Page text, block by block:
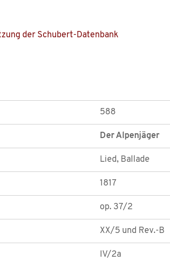
der Schubert-Datenbank
588
Der Alpenjäger
Lied, Ballade
1817
op. 37/2
XX/5 und Rev.-B
IV/2a